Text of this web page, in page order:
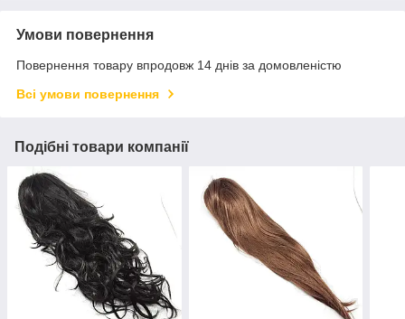
Умови повернення
Повернення товару впродовж 14 днів за домовленістю
Всі умови повернення
Подібні товари компанії